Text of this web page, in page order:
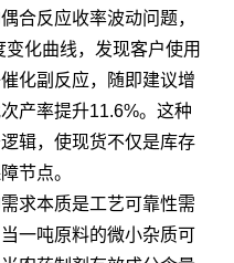
合反应收率波动问题，
化曲线，发现客户使用
化副反应，随即建议增
产率提升11.6%。这种
辑，使现货不仅是库存
节点。
求本质是工艺可靠性需
一吨原料的微小杂质可